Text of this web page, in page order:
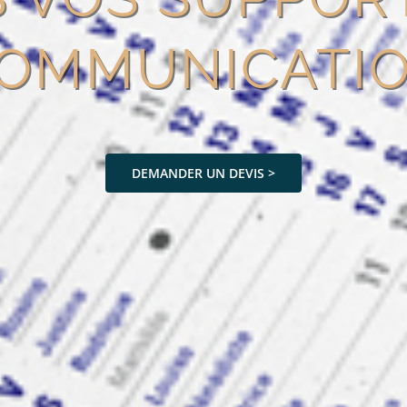
DEMANDER UN DEVIS >